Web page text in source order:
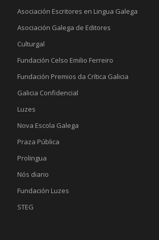
Asociación Escritores en Lingua Galega
Asociación Galega de Editores
Culturgal
Fundación Celso Emilio Ferreiro
Fundación Premios da Crítica Galicia
Galicia Confidencial
Luzes
Nova Escola Galega
Praza Pública
Prolingua
Nós diario
Fundación Luzes
STEG